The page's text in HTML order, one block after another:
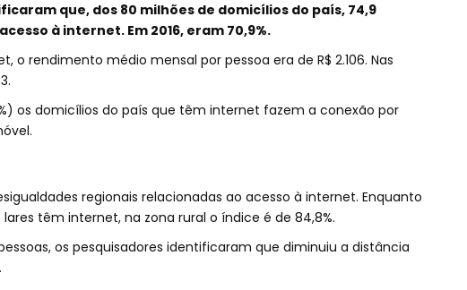
que, dos 80 milhões de domicílios do país, 74,9
à internet. Em 2016, eram 70,9%.
o rendimento médio mensal por pessoa era de R$ 2.106. Nas
os domicílios do país que têm internet fazem a conexão por
regionais relacionadas ao acesso à internet. Enquanto
têm internet, na zona rural o índice é de 84,8%.
os pesquisadores identificaram que diminuiu a distância